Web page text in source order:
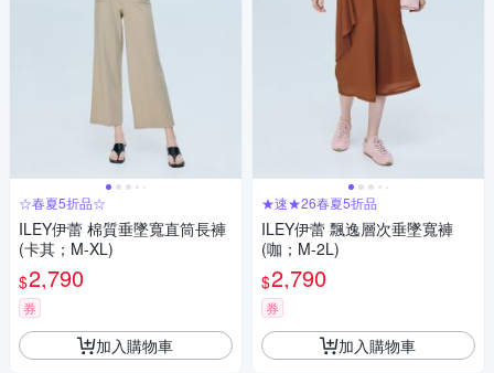
☆春夏5折品☆
ILEY伊蕾 棉質垂墜寬直筒長褲
(卡其；M-XL)
$2,790
券
加入購物車
★速★26春夏5折品
ILEY伊蕾 飄逸層次垂墜寬褲
(咖；M-2L)
$2,790
券
加入購物車